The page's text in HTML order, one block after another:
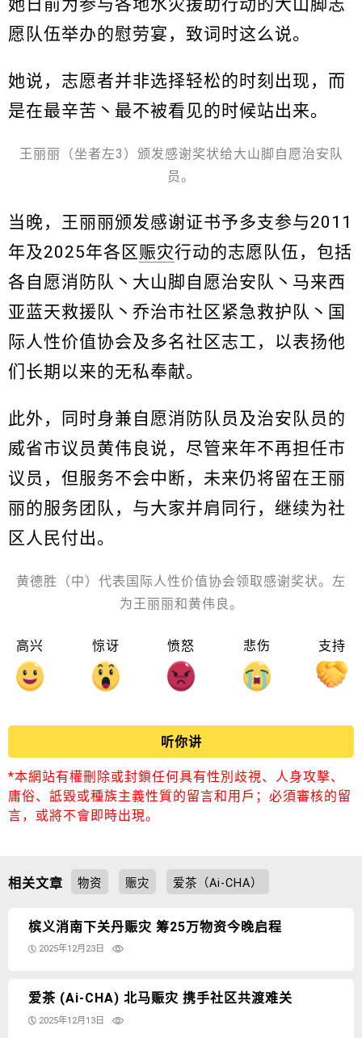
她日前为参与各地水灾援助行动的大山脚志
愿队伍举办的慰劳宴，致词时这么说。
她说，志愿者并非选择轻松的时刻出现，而
是在最辛苦丶最不被看见的时候站出来。
王丽丽（坐者左3）颁发感谢奖状给大山脚自愿治安队
员。
当晚，王丽丽颁发感谢证书予多支参与2011
年及2025年各区赈灾行动的志愿队伍，包括
各自愿消防队丶大山脚自愿治安队丶马来西
亚蓝天救援队丶乔治市社区紧急救护队丶国
际人性价值协会及多名社区志工，以表扬他
们长期以来的无私奉献。
此外，同时身兼自愿消防队员及治安队员的
威省市议员黄伟良说，尽管来年不再担任市
议员，但服务不会中断，未来仍将留在王丽
丽的服务团队，与大家并肩同行，继续为社
区人民付出。
黄德胜（中）代表国际人性价值协会领取感谢奖状。左
为王丽丽和黄伟良。
高兴 惊讶 愤怒 悲伤 支持
听你讲
*本網站有權刪除或封鎖任何具有性別歧視、人身攻擊、
庸俗、詆毀或種族主義性質的留言和用戶；必須審核的留
言，或將不會即時出現。
相关文章 物资 赈灾 爱茶（Ai-CHA）
槟义消南下关丹赈灾 筹25万物资今晚启程
2025年12月23日
爱茶 (Ai-CHA) 北马赈灾 携手社区共渡难关
2025年12月13日